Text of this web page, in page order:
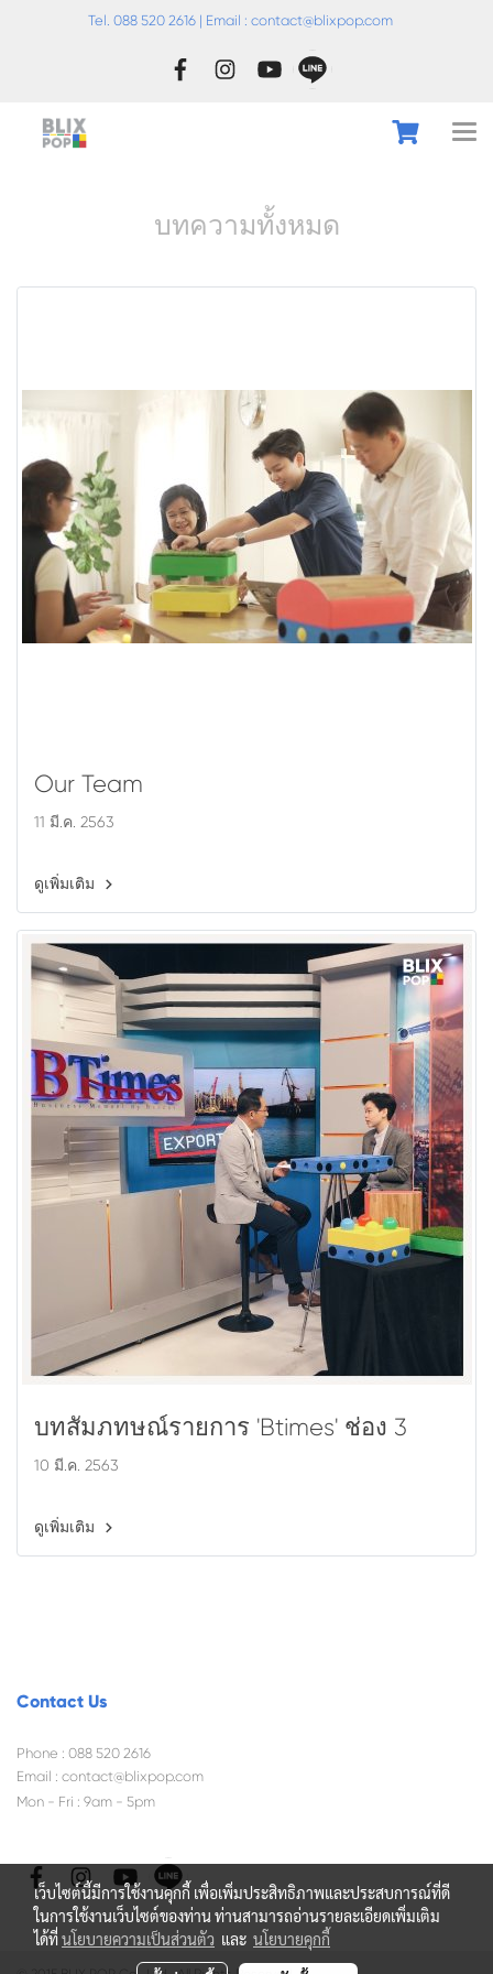
Tel. 088 520 2616 | Email : contact@blixpop.com
บทความทั้งหมด
Our Team
11 มี.ค. 2563
ดูเพิ่มเติม
บทสัมภทษณ์รายการ 'Btimes' ช่อง 3
10 มี.ค. 2563
ดูเพิ่มเติม
Contact Us
Phone : 088 520 2616
Email : contact@blixpop.com
Mon - Fri : 9am - 5pm
เว็บไซต์นี้มีการใช้งานคุกกี้ เพื่อเพิ่มประสิทธิภาพและประสบการณ์ที่ดี
ในการใช้งานเว็บไซต์ของท่าน ท่านสามารถอ่านรายละเอียดเพิ่มเติม
ได้ที่นโยบายความเป็นส่วนตัว และ นโยบายคุกกี้